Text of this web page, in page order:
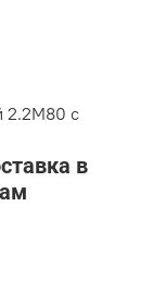
2.2М80 с
в